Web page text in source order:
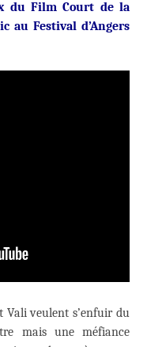
du Film Court de la
au Festival d’Angers
Vali veulent s’enfuir du
mais une méfiance